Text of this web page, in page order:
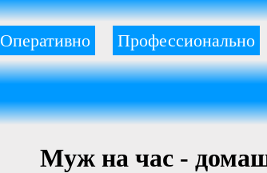
Оперативно Профессионально
Муж на час -